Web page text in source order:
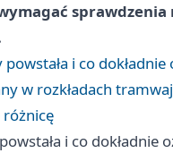
sprawdzenia
i co dokładnie
w rozkładach
i co dokładnie